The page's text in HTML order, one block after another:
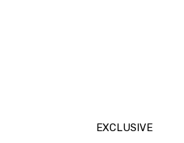
EXCLUSIVE